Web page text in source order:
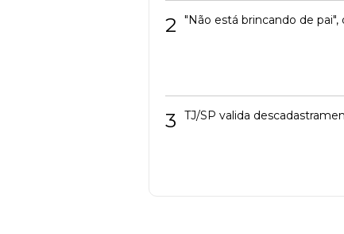
2 "Não está brincando de
3 TJ/SP valida